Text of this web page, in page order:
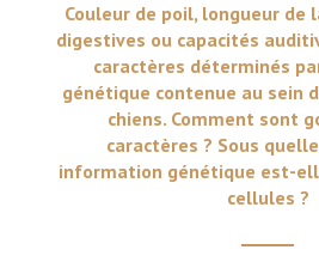
VERS LE SITE
Couleur de poil, longueur de
digestives ou capacités
caractères déterminés
génétique contenue au sein
chiens. Comment sont
caractères ? Sous
information génétique est-
cellules ?